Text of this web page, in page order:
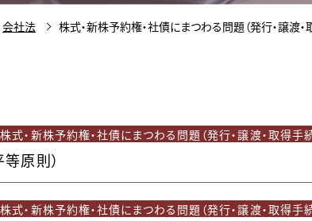
会社法 株式・新株予約権・社債にまつわる問題（発行・譲渡・
株式・新株予約権・社債にまつわる問題（発行・譲渡・取得手続
原則）
株式・新株予約権・社債にまつわる問題（発行・譲渡・取得手続